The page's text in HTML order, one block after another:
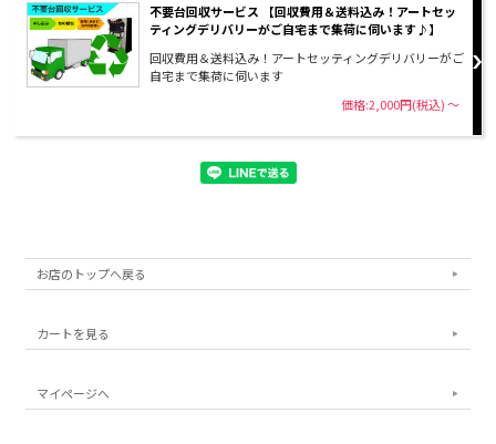
不要台回収サービス 【回収費用＆送料込み！アートセッ
ティングデリバリーがご自宅まで集荷に伺います♪】
回収費用＆送料込み！アートセッティングデリバリーがご
自宅まで集荷に伺います
価格:2,000円(税込)～
お店のトップへ戻る
カートを見る
マイページへ